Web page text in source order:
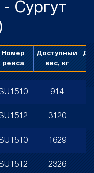
- Сургут
Номер
рейса
Доступный
вес, кг
914
3120
1629
2326